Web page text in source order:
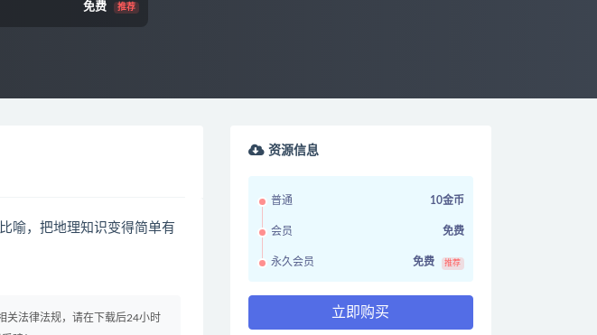
免费 推荐
喻，把地理知识变得简单有
关法律法规，请在下载后24小时
资源信息
普通 10金币
会员 免费
永久会员 免费 推荐
立即购买